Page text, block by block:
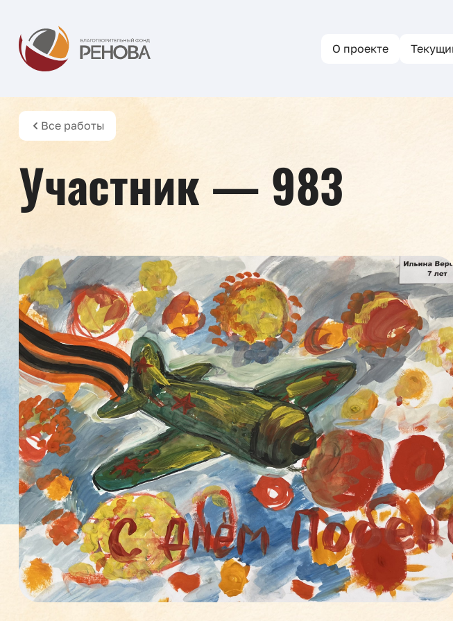
О проекте
Все работы
Участник — 983